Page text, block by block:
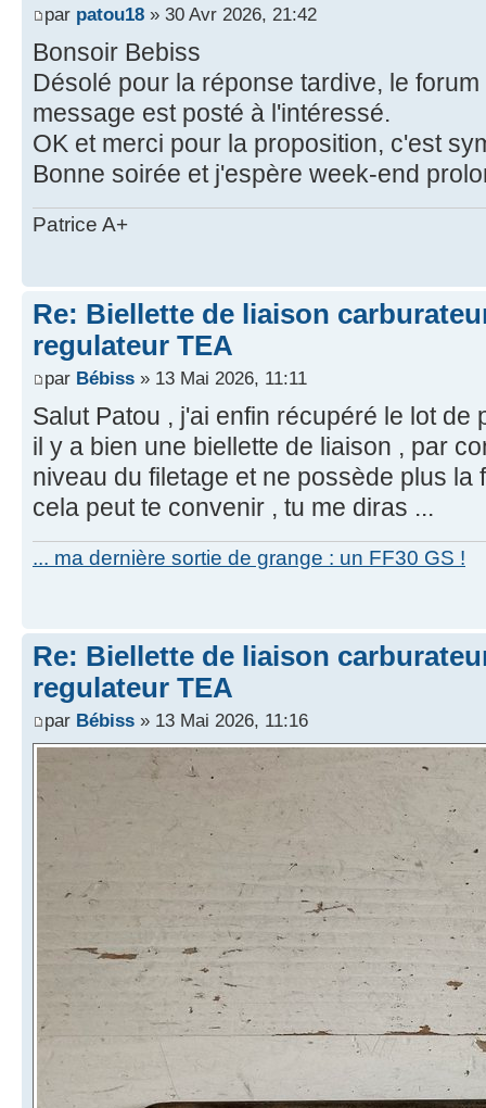
par patou18 » 30 Avr 2026, 21:42
Bonsoir Bebiss
Désolé pour la réponse tardive, le
message est posté à l'intéressé.
OK et merci pour la proposition, c'est
Bonne soirée et j'espère week-end
Patrice A+
Re: Biellette de liaison
regulateur TEA
par Bébiss » 13 Mai 2026, 11:11
Salut Patou , j'ai enfin récupéré le lot de
il y a bien une biellette de liaison , par
niveau du filetage et ne possède plus la
cela peut te convenir , tu me diras ...
... ma dernière sortie de grange : un FF30 GS !
Re: Biellette de liaison
regulateur TEA
par Bébiss » 13 Mai 2026, 11:16